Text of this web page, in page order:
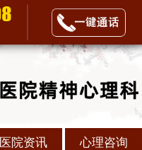
医院资讯 心理咨询